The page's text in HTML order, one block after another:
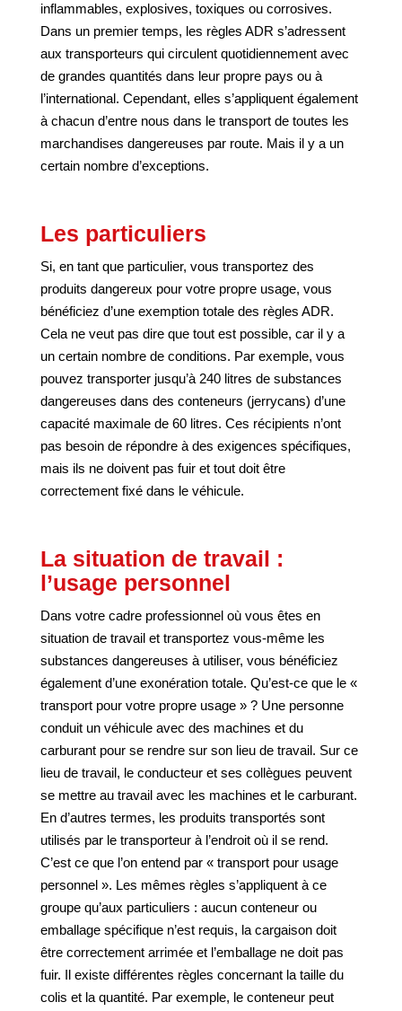
inflammables, explosives, toxiques ou corrosives.
Dans un premier temps, les règles ADR s’adressent
aux transporteurs qui circulent quotidiennement avec
de grandes quantités dans leur propre pays ou à
l’international. Cependant, elles s’appliquent également
à chacun d’entre nous dans le transport de toutes les
marchandises dangereuses par route. Mais il y a un
certain nombre d’exceptions.
Les particuliers
Si, en tant que particulier, vous transportez des
produits dangereux pour votre propre usage, vous
bénéficiez d’une exemption totale des règles ADR.
Cela ne veut pas dire que tout est possible, car il y a
un certain nombre de conditions. Par exemple, vous
pouvez transporter jusqu’à 240 litres de substances
dangereuses dans des conteneurs (jerrycans) d’une
capacité maximale de 60 litres. Ces récipients n’ont
pas besoin de répondre à des exigences spécifiques,
mais ils ne doivent pas fuir et tout doit être
correctement fixé dans le véhicule.
La situation de travail :
l’usage personnel
Dans votre cadre professionnel où vous êtes en
situation de travail et transportez vous-même les
substances dangereuses à utiliser, vous bénéficiez
également d’une exonération totale. Qu’est-ce que le «
transport pour votre propre usage » ? Une personne
conduit un véhicule avec des machines et du
carburant pour se rendre sur son lieu de travail. Sur ce
lieu de travail, le conducteur et ses collègues peuvent
se mettre au travail avec les machines et le carburant.
En d’autres termes, les produits transportés sont
utilisés par le transporteur à l’endroit où il se rend.
C’est ce que l’on entend par « transport pour usage
personnel ». Les mêmes règles s’appliquent à ce
groupe qu’aux particuliers : aucun conteneur ou
emballage spécifique n’est requis, la cargaison doit
être correctement arrimée et l’emballage ne doit pas
fuir. Il existe différentes règles concernant la taille du
colis et la quantité. Par exemple, le conteneur peut